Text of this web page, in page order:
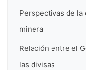
Perspectivas de
minera
Relación entre el
las divisas